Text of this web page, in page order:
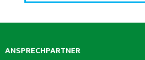
ANSPRECHPARTNER